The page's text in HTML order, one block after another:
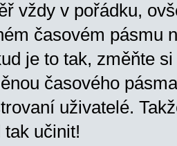
vždy v pořádku,
časovém pásmu
je to tak, změňte
časového
uživatelé.
tak učinit!